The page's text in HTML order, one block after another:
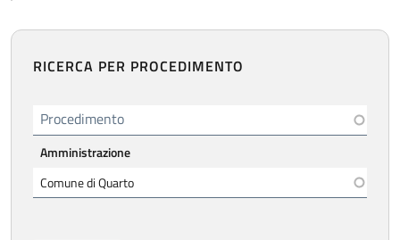
RICERCA PER PROCEDIMENTO
Procedimento
Amministrazione